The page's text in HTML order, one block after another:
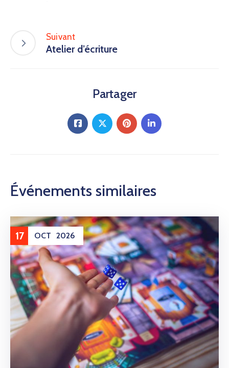
Suivant
Atelier d’écriture
Partager
Événements similaires
17 OCT 2026